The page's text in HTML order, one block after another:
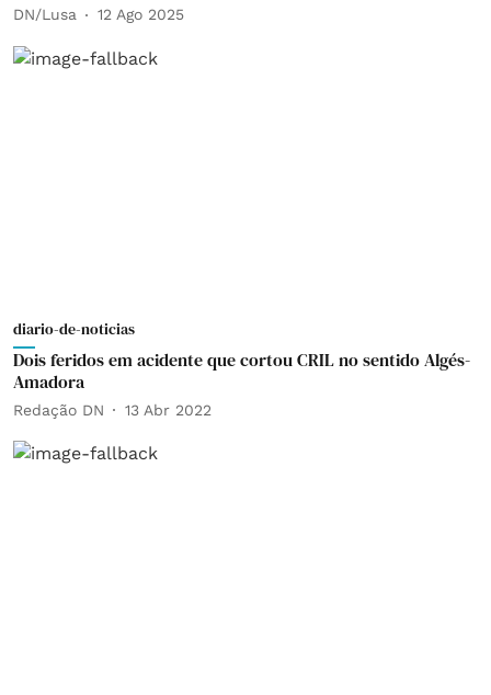
DN/Lusa 12 Ago 2025
diario-de-noticias
Dois feridos em acidente que cortou CRIL no sentido Algés-
Amadora
Redação DN 13 Abr 2022